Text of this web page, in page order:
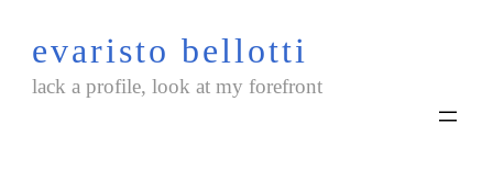
contenidoevaristo bellotti
lack a profile, look at my forefront